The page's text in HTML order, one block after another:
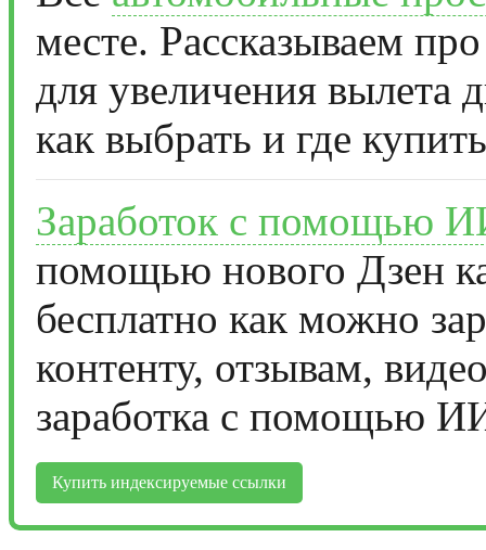
месте. Рассказываем
для увеличения вылета
как выбрать и где
Заработок с помощью
помощью нового Дзен
бесплатно как можно
контенту, отзывам,
заработка с помощью
Купить индексируемые ссылки